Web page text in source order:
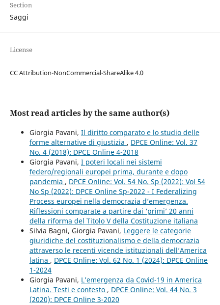
Section
Saggi
License
CC Attribution-NonCommercial-ShareAlike 4.0
Most read articles by the same author(s)
Giorgia Pavani, Il diritto comparato e lo studio delle
forme alternative di giustizia , DPCE Online: Vol. 37
No. 4 (2018): DPCE Online 4-2018
Giorgia Pavani, I poteri locali nei sistemi
federo/regionali europei prima, durante e dopo
pandemia , DPCE Online: Vol. 54 No. Sp (2022): Vol 54
No Sp (2022): DPCE Online Sp-2022 - I Federalizing
Process europei nella democrazia d’emergenza.
Riflessioni comparate a partire dai ‘primi’ 20 anni
della riforma del Titolo V della Costituzione italiana
Silvia Bagni, Giorgia Pavani, Leggere le categorie
giuridiche del costituzionalismo e della democrazia
attraverso le recenti vicende istituzionali dell’America
latina , DPCE Online: Vol. 62 No. 1 (2024): DPCE Online
1-2024
Giorgia Pavani, L’emergenza da Covid-19 in America
Latina. Testi e contesto , DPCE Online: Vol. 44 No. 3
(2020): DPCE Online 3-2020